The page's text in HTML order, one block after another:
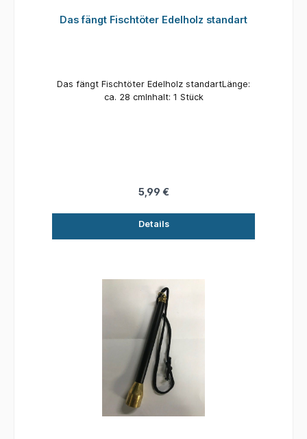
Das fängt Fischtöter Edelholz standart
Das fängt Fischtöter Edelholz standartLänge:
ca. 28 cmInhalt: 1 Stück
5,99 €
Details